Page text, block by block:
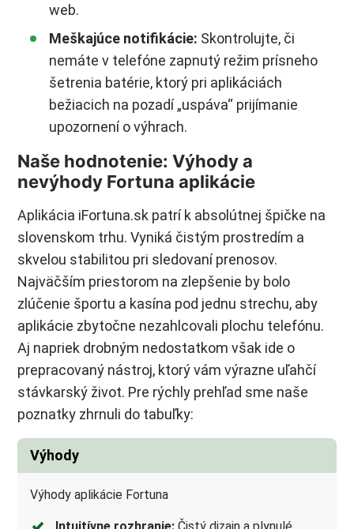
web.
Meškajúce notifikácie: Skontrolujte, či
nemáte v telefóne zapnutý režim prísneho
šetrenia batérie, ktorý pri aplikáciách
bežiacich na pozadí „uspáva“ prijímanie
upozornení o výhrach.
Naše hodnotenie: Výhody a
nevýhody Fortuna aplikácie
Aplikácia iFortuna.sk patrí k absolútnej špičke na
slovenskom trhu. Vyniká čistým prostredím a
skvelou stabilitou pri sledovaní prenosov.
Najväčším priestorom na zlepšenie by bolo
zlúčenie športu a kasína pod jednu strechu, aby
aplikácie zbytočne nezahlcovali plochu telefónu.
Aj napriek drobným nedostatkom však ide o
prepracovaný nástroj, ktorý vám výrazne uľahčí
stávkarský život. Pre rýchly prehľad sme naše
poznatky zhrnuli do tabuľky:
Výhody
Výhody aplikácie Fortuna